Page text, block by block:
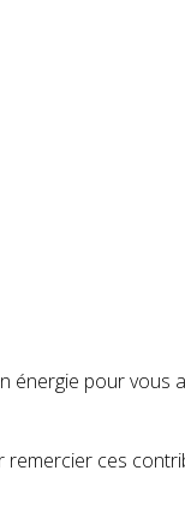
énergie pour vous
remercier ces